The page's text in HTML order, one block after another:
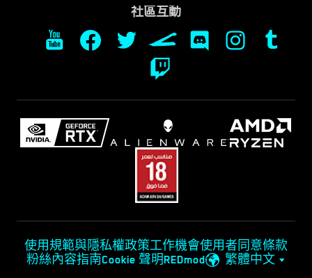
社區互動
使用規範與隱私權政策工作機會使用者同意條款
粉絲內容指南Cookie 聲明REDmod 繁體中文